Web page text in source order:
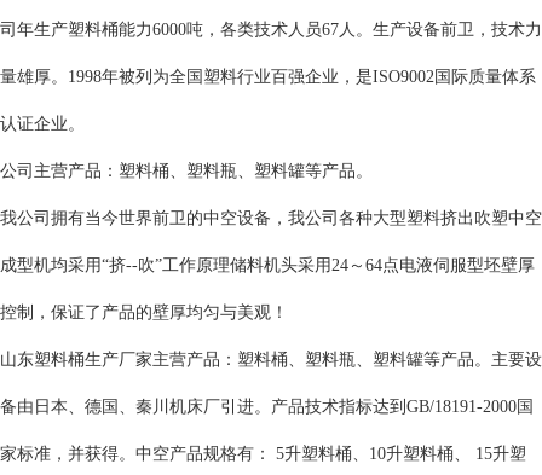
司年生产塑料桶能力6000吨，各类技术人员67人。生产设备前卫，技术力
量雄厚。1998年被列为全国塑料行业百强企业，是ISO9002国际质量体系
认证企业。
公司主营产品：塑料桶、塑料瓶、塑料罐等产品。
我公司拥有当今世界前卫的中空设备，我公司各种大型塑料挤出吹塑中空
成型机均采用“挤--吹”工作原理储料机头采用24～64点电液伺服型坯壁厚
控制，保证了产品的壁厚均匀与美观！
山东塑料桶生产厂家主营产品：塑料桶、塑料瓶、塑料罐等产品。主要设
备由日本、德国、秦川机床厂引进。产品技术指标达到GB/18191-2000国
家标准，并获得。中空产品规格有： 5升塑料桶、10升塑料桶、 15升塑